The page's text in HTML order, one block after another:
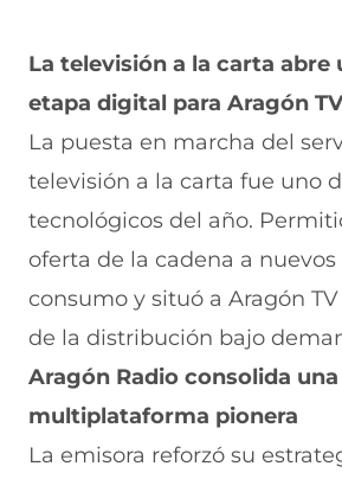
La televisión a la carta abre
etapa digital para Aragón TV
La puesta en marcha del
televisión a la carta fue uno
tecnológicos del año.
oferta de la cadena a
consumo y situó a Aragón
de la distribución bajo
Aragón Radio consolida una
multiplataforma pionera
La emisora reforzó su